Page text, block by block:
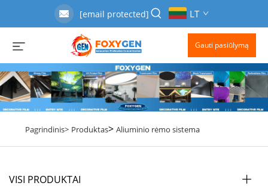
[email protected] LT
Gauti pasiūlymą
Pagrindinis> Produktas> Aliuminio rėmo sistema
VISI PRODUKTAI